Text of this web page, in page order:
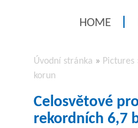
HOME
Úvodní stránka » Pictures
korun
Celosvětové
rekordních 6,7